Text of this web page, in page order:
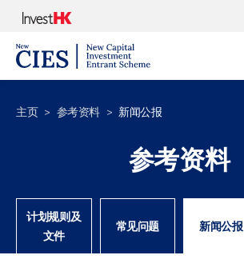
主页 参考资料 新闻公报
参考资料
计划规则及
文件
常见问题 新闻公报